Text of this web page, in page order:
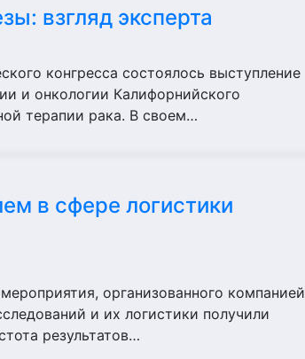
взгляд эксперта
конгресса состоялось выступление
и онкологии Калифорнийского
терапии рака. В своем…
в сфере логистики
организованного компанией
и их логистики получили
результатов…